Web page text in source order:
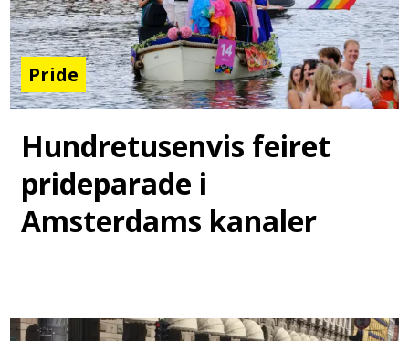
Pride
Hundretusenvis feiret
prideparade i
Amsterdams kanaler